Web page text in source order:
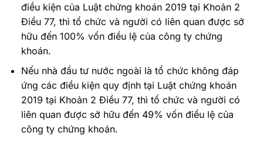
điều kiện của Luật chứng khoán 2019 tại Khoản 2
Điều 77, thì tổ chức và người có liên quan được sở
hữu đến 100% vốn điều lệ của công ty chứng
khoán.
Nếu nhà đầu tư nước ngoài là tổ chức không đáp
ứng các điều kiện quy định tại Luật chứng khoán
2019 tại Khoản 2 Điều 77, thì tổ chức và người có
liên quan được sở hữu đến 49% vốn điều lệ của
công ty chứng khoán.